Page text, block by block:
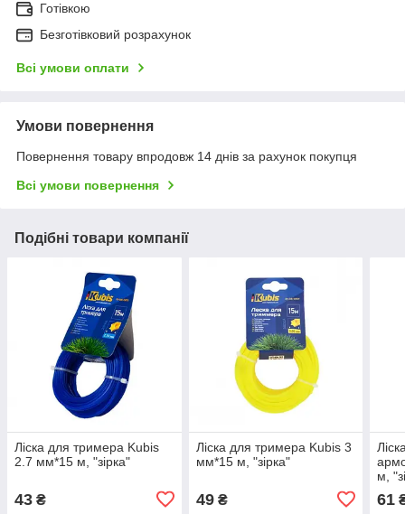
Готівкою
Безготівковий розрахунок
Всі умови оплати
Умови повернення
Повернення товару впродовж 14 днів за рахунок покупця
Всі умови повернення
Подібні товари компанії
Ліска для тримера Kubis
2.7 мм*15 м, "зірка"
43 ₴
Ліска для тримера Kubis 3
мм*15 м, "зірка"
49₴
м,
61